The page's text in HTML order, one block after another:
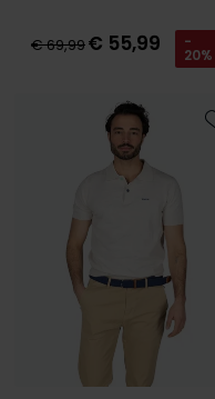
€ 69,99€ 55,99 -
20%